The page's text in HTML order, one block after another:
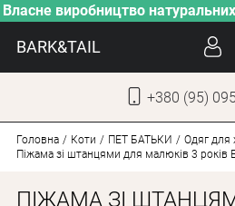
Власне виробництво
BARK&TAIL
+380 (95)
СОБАКИ
Головна Коти ПЕT БАТЬКИ
Одяг для
Піжама зі штанцями для малюків 3 років
ПІЖАМА ЗІ